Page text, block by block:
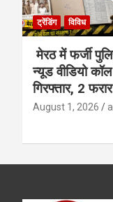
ट्रेंडिंग विविध
मेरठ में फर्जी
न्यूड वीडियो
गिरफ्तार, 2 फरार
August 1, 2026